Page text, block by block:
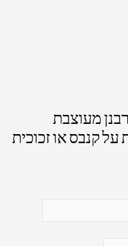
מעוצבת
קנבס או זכוכית